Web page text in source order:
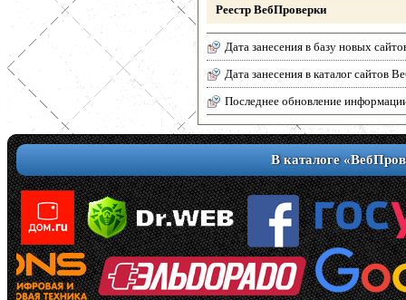
Реестр ВебПроверки
Дата занесения в базу новых
Дата занесения в каталог сайтов
Последнее обновление
В каталоге